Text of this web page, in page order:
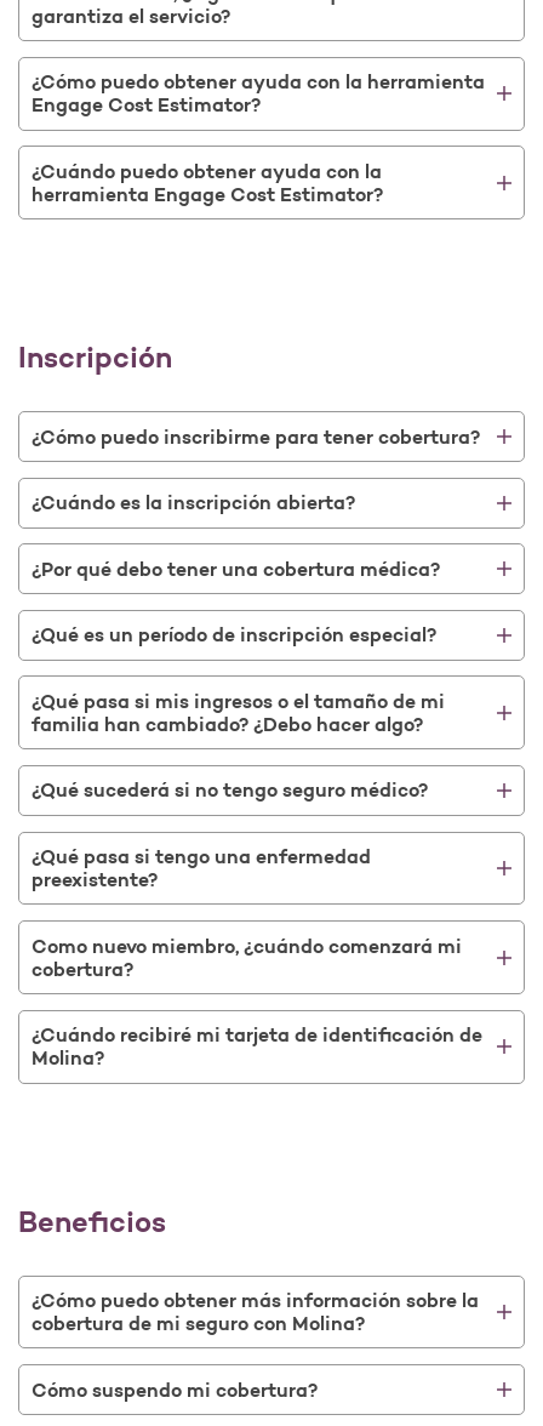
garantiza el servicio?
¿Cómo puedo obtener ayuda con la herramienta
Engage Cost Estimator?
¿Cuándo puedo obtener ayuda con la
herramienta Engage Cost Estimator?
Inscripción
¿Cómo puedo inscribirme para tener cobertura?
¿Cuándo es la inscripción abierta?
¿Por qué debo tener una cobertura médica?
¿Qué es un período de inscripción especial?
¿Qué pasa si mis ingresos o el tamaño de mi
familia han cambiado? ¿Debo hacer algo?
¿Qué sucederá si no tengo seguro médico?
¿Qué pasa si tengo una enfermedad
preexistente?
Como nuevo miembro, ¿cuándo comenzará mi
cobertura?
¿Cuándo recibiré mi tarjeta de identificación de
Molina?
Beneficios
¿Cómo puedo obtener más información sobre la
cobertura de mi seguro con Molina?
Cómo suspendo mi cobertura?